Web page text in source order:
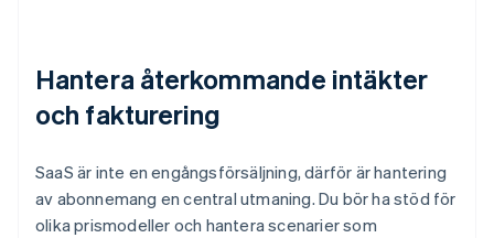
Hantera återkommande intäkter
och fakturering
SaaS är inte en engångsförsäljning, därför är hantering
av abonnemang en central utmaning. Du bör ha stöd för
olika prismodeller och hantera scenarier som